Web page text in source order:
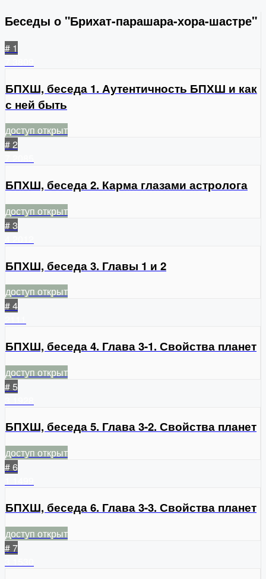
Беседы о "Брихат-парашара-хора-шастре"
# 1
БПХШ, беседа 1. Аутентичность БПХШ и как
с ней быть
доступ открыт
# 2
БПХШ, беседа 2. Карма глазами астролога
доступ открыт
# 3
БПХШ, беседа 3. Главы 1 и 2
доступ открыт
# 4
БПХШ, беседа 4. Глава 3-1. Свойства планет
доступ открыт
# 5
БПХШ, беседа 5. Глава 3-2. Свойства планет
доступ открыт
# 6
БПХШ, беседа 6. Глава 3-3. Свойства планет
доступ открыт
# 7